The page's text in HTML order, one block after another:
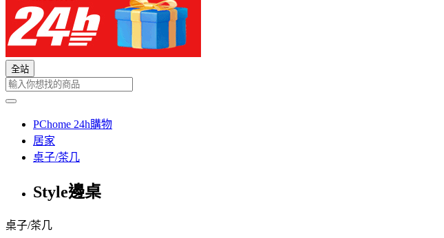
全站
PChome 24h購物
居家
桌子/茶几
Style邊桌
桌子/茶几